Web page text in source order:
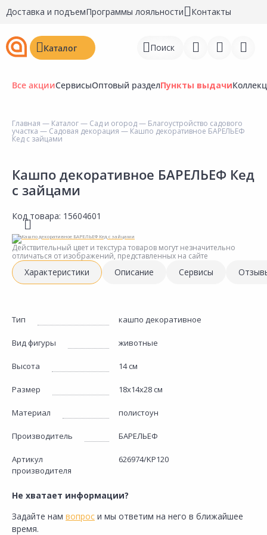
Доставка и подъемПрограммы лояльности Контакты
Каталог Поиск
Войти
Избранное
Недавно просмотренные
товары
Все акцииСервисыОптовый разделПункты выдачи
Главная — Каталог— Сад и огород— Благоустройство садового
участка — Садовая декорация — Кашпо декоративное БАРЕЛЬЕФ
Кед с зайцами
Кашпо декоративное БАРЕЛЬЕФ Кед
с зайцами
Код товара: 15604601
Действительный цвет и текстура товаров могут незначительно
отличаться от изображений, представленных на сайте
Характеристики Описание Сервисы
Тип кашпо декоративное
Вид фигуры животные
Высота 14 см
Размер 18х14х28 см
Материал полистоун
Производитель БАРЕЛЬЕФ
Артикул
производителя
626974/KP120
Не хватает информации?
Задайте нам вопрос и мы ответим на него в ближайшее
время.